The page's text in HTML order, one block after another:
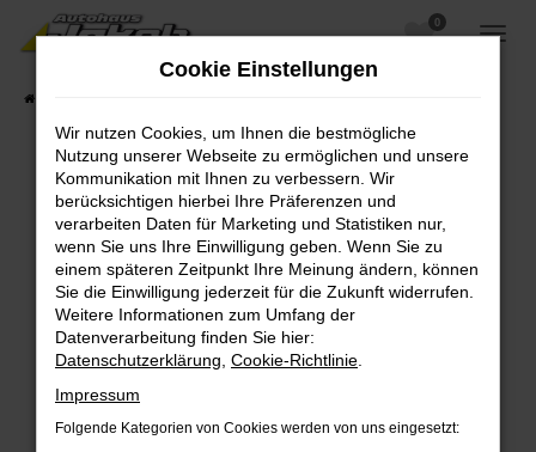
Zum
Hauptinhalt
0
Fehler: Network Error
Beim Laden ist ein Fehler aufgetreten.
Hier sind ein paar Tipps, die dir helfen können:
Überprüfe deine Firewall und deine
Internetverbindung.
Laden andere Webseiten, zum Beispiel deine
Suchmaschine?
Prüfe deine Browsererweiterungen.
Cookie Einstellungen
Wir nutzen Cookies, um Ihnen die bestmögliche
Nutzung unserer Webseite zu ermöglichen und unsere
Kommunikation mit Ihnen zu verbessern. Wir
berücksichtigen hierbei Ihre Präferenzen und
verarbeiten Daten für Marketing und Statistiken nur,
wenn Sie uns Ihre Einwilligung geben. Wenn Sie zu
einem späteren Zeitpunkt Ihre Meinung ändern, können
Sie die Einwilligung jederzeit für die Zukunft widerrufen.
Weitere Informationen zum Umfang der
Datenverarbeitung finden Sie hier:
Datenschutzerklärung Cookie-Richtlinie
Impressum
Folgende Kategorien von Cookies werden von uns eingesetzt: